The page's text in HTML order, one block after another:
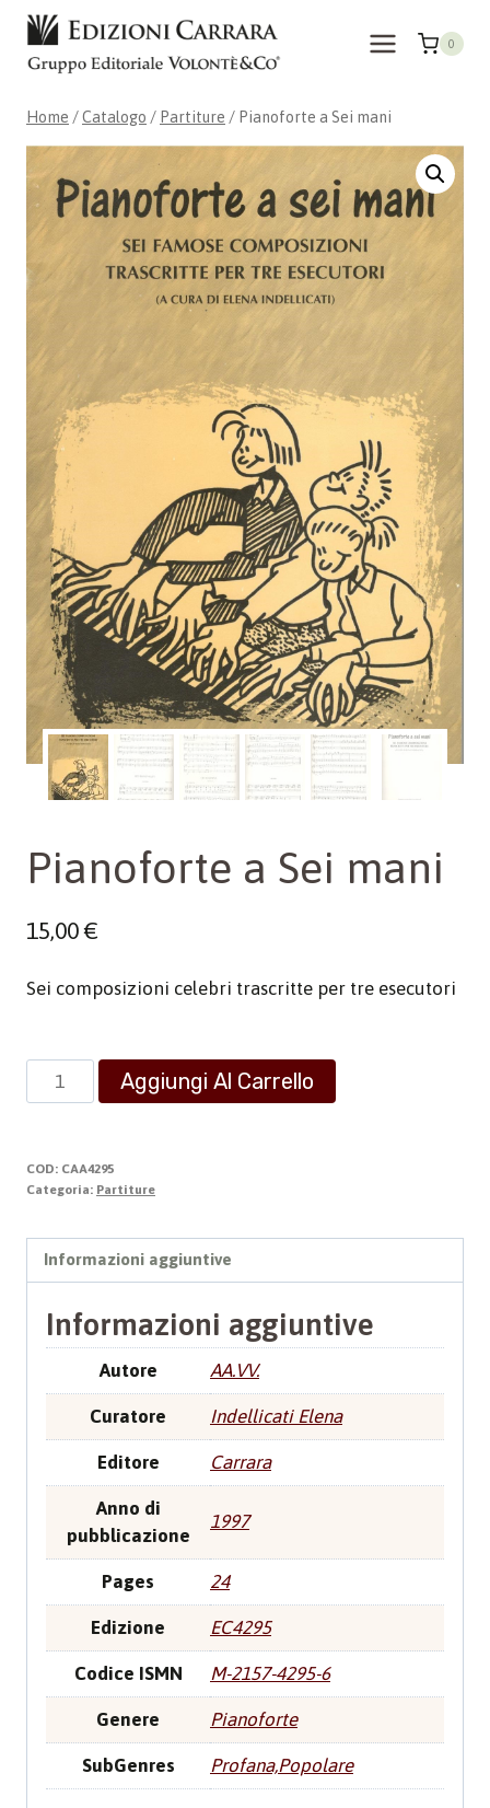
Salta
contenuto
0
Home /Catalogo / Partiture / Pianoforte a Sei mani
Pianoforte a Sei mani
15,00€
Sei composizioni celebri trascritte per tre esecutori
Pianoforte
a
mani
quantità
Aggiungi Al Carrello
COD: CAA4295
Categoria: Partiture
Informazioni aggiuntive
Informazioni aggiuntive
Autore AA.VV.
Curatore Indellicati Elena
Editore Carrara
Anno di
pubblicazione
1997
Pages 24
Edizione EC4295
Codice ISMN M-2157-4295-6
Genere Pianoforte
SubGenres Profana,Popolare